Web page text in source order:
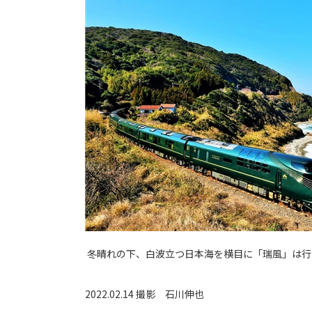
冬晴れの下、白波立つ日本海を横目に「瑞風」は
2022.02.14 撮影 石川伸也